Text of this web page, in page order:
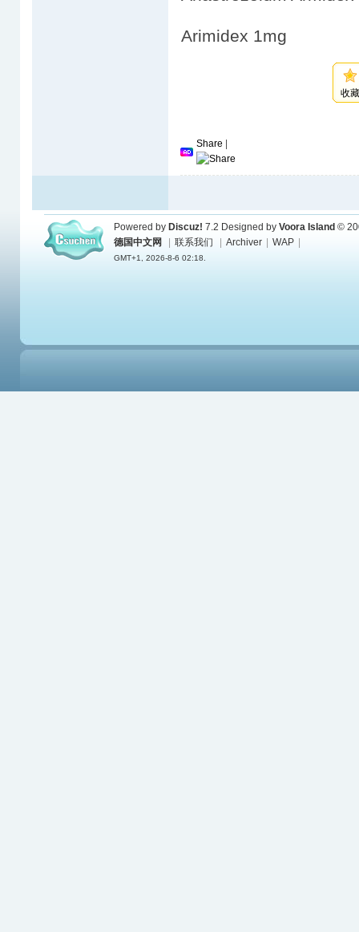
Arimidex 1mg
收
Share
Powered by Discuz! 7.2 Designed by Voora Island ©
德国中文网
联系我们 Archiver WAP
GMT+1, 2026-8-6 02:18.